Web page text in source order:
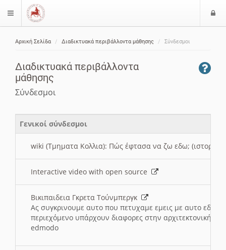
$langMenu
Αρχική Σελίδα Διαδικτυακά περιβάλλοντα μάθησης Σύνδεσμοι
Διαδικτυακά περιβάλλοντα
μάθησης
Σύνδεσμοι
Γενικοί σύνδεσμοι
wiki (Τμηματα Κολλια): Πώς έφτασα να ζω εδω; (ιστορια)
Interactive video with open source
Βικιπαιδεια Γκρετα Τούνμπεργκ
Ας συγκρινουμε αυτο που πετυχαμε εμεις με αυτο εδω
περιεχόμενο υπάρχουν διαφορες στην αρχιτεκτονική
edmodo